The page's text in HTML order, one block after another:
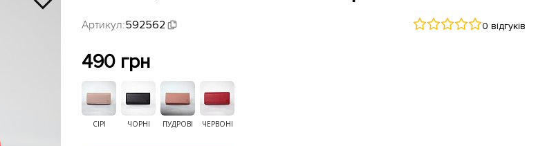
Артикул:592562 0 відгуків
490 грн
СІРІ ЧОРНІ ПУДРОВІ ЧЕРВОНІ